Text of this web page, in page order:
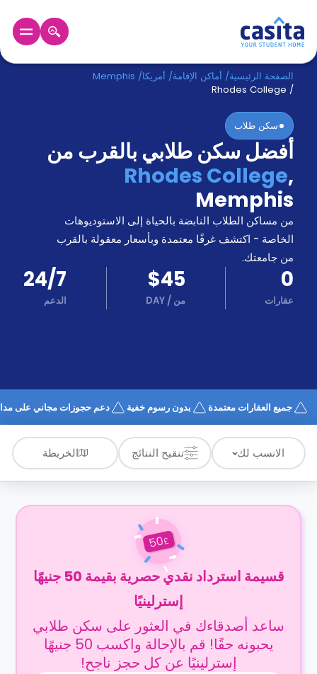
الرئيسية عربي USD
دخول
حجز
السكن
من
نحن؟
المدونة
أخبر
أصدقائك
و
اكسب
كن
شريكا
الدعم
كيف
تعمل؟
الأسئلة
الشائعة
الصفحة الرئيسية/ أماكن الإقامة/ أمريكا/
Memphis
/
Rhodes College
سكن طلاب
أفضل سكن طلابي بالقرب من
Rhodes College,
Memphis
من مساكن الطلاب النابضة بالحياة إلى الاستوديوهات
الخاصة - اكتشف غرفًا معتمدة وبأسعار معقولة بالقرب
من جامعتك.
0
عقارات
$45
من /
DAY
24/7
الدعم
جميع العقارات معتمدة بدون رسوم خفية دعم حجوزات مجاني على مدار
الانسب لك تنقيح النتائج الخريطة
£
50
قسيمة استرداد نقدي حصرية بقيمة 50 جنيهًا
إسترلينيًا
ساعد أصدقاءك في العثور على سكن طلابي
يحبونه حقًا! قم بالإحالة واكسب 50 جنيهًا
إسترلينيًا عن كل حجز ناجح!